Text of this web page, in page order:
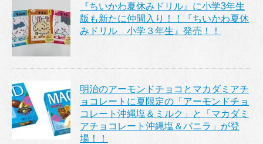
『ちいかわ夏休みドリル』に小学3年生
版も新たに仲間入り！！『ちいかわ夏休
みドリル 小学３年生』発売！！
明治のアーモンドチョコとマカダミアチ
ョコレートに夏限定の「アーモンドチョ
コレート沖縄塩＆ミルク」と「マカダミ
アチョコレート沖縄塩＆バニラ」が登
場！！